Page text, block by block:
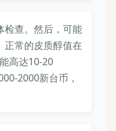
检查。然后，可能
正常的皮质醇值在
高达10-20
2000新台币，